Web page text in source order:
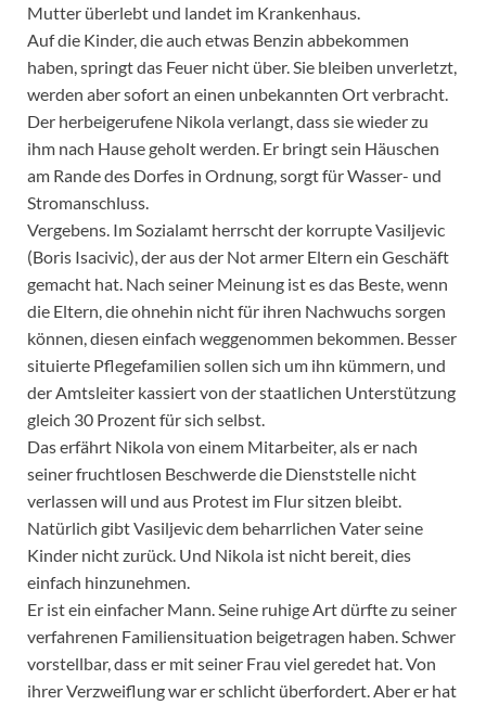
Mutter überlebt und landet im Krankenhaus.
Auf die Kinder, die auch etwas Benzin abbekommen
haben, springt das Feuer nicht über. Sie bleiben unverletzt,
werden aber sofort an einen unbekannten Ort verbracht.
Der herbeigerufene Nikola verlangt, dass sie wieder zu
ihm nach Hause geholt werden. Er bringt sein Häuschen
am Rande des Dorfes in Ordnung, sorgt für Wasser- und
Stromanschluss.
Vergebens. Im Sozialamt herrscht der korrupte Vasiljevic
(Boris Isacivic), der aus der Not armer Eltern ein Geschäft
gemacht hat. Nach seiner Meinung ist es das Beste, wenn
die Eltern, die ohnehin nicht für ihren Nachwuchs sorgen
können, diesen einfach weggenommen bekommen. Besser
situierte Pflegefamilien sollen sich um ihn kümmern, und
der Amtsleiter kassiert von der staatlichen Unterstützung
gleich 30 Prozent für sich selbst.
Das erfährt Nikola von einem Mitarbeiter, als er nach
seiner fruchtlosen Beschwerde die Dienststelle nicht
verlassen will und aus Protest im Flur sitzen bleibt.
Natürlich gibt Vasiljevic dem beharrlichen Vater seine
Kinder nicht zurück. Und Nikola ist nicht bereit, dies
einfach hinzunehmen.
Er ist ein einfacher Mann. Seine ruhige Art dürfte zu seiner
verfahrenen Familiensituation beigetragen haben. Schwer
vorstellbar, dass er mit seiner Frau viel geredet hat. Von
ihrer Verzweiflung war er schlicht überfordert. Aber er hat